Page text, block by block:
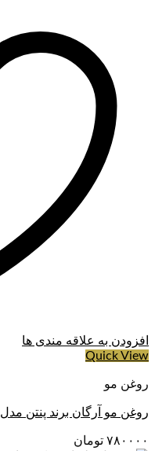
افزودن به علاقه مندی ها
Quick View
روغن مو
روغن مو آرگان برند پنتن مدل Pro-V حجم ۱۰۰ میلی لیتر
۷۸۰۰۰۰ تومان